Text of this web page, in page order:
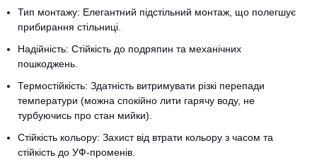
Тип монтажу: Елегантний підстільний монтаж, що полегшує
прибирання стільниці.
Надійність: Стійкість до подряпин та механічних
пошкоджень.
Термостійкість: Здатність витримувати різкі перепади
температури (можна спокійно лити гарячу воду, не
турбуючись про стан мийки).
Стійкість кольору: Захист від втрати кольору з часом та
стійкість до УФ-променів.